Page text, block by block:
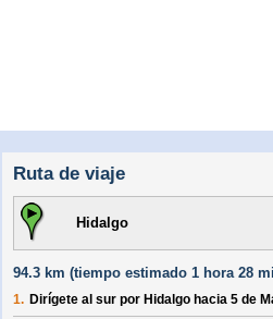
Ruta de viaje
Hidalgo
94.3 km (tiempo estimado 1 hora 28
1. Dirígete al sur por Hidalgo hacia 5 de